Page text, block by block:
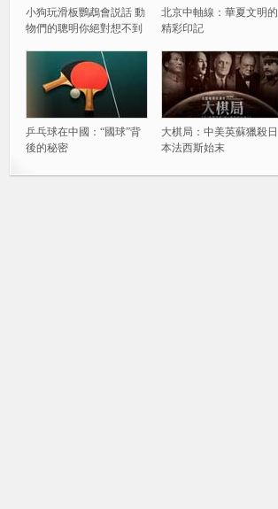
小狗玩滑板鸚鵡會説話 動
物們的聰明你絕對想不到
北京中軸線：華夏文明的
精彩印記
乒乓球在中國：“國球”背
後的秘密
大棋局：中美英蘇獵殺日
本法西斯始末